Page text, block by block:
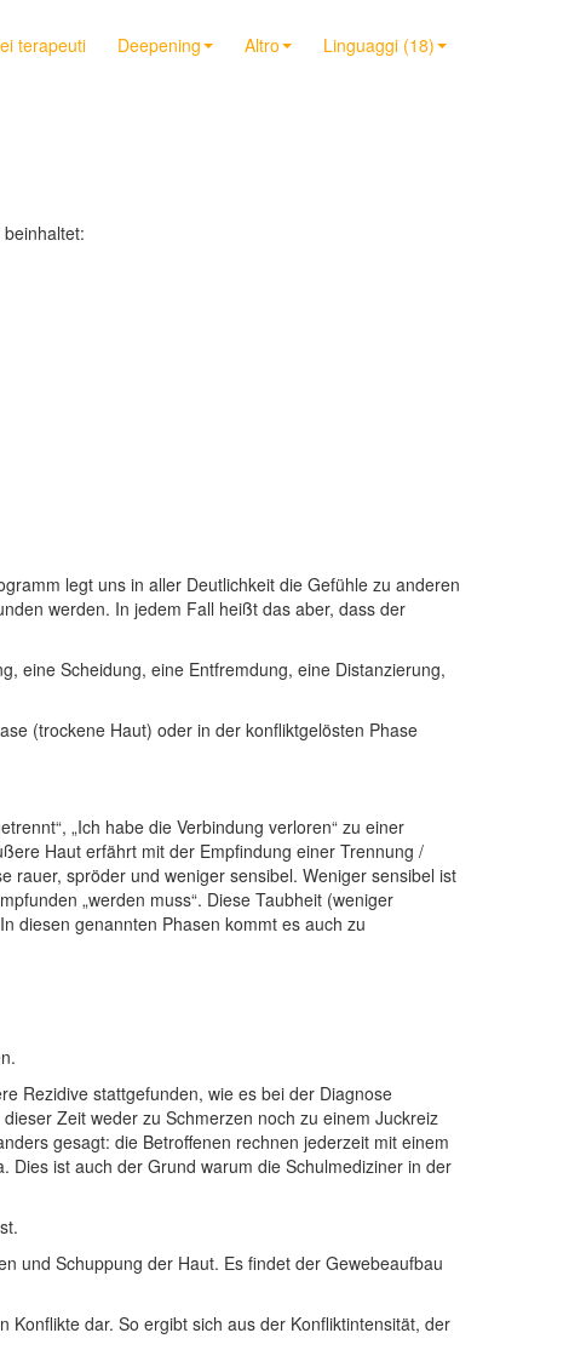
terapeuti Deepening Altro Linguaggi (18)
legt uns in aller Deutlichkeit die Gefühle zu anderen
werden. In jedem Fall heißt das aber, dass der
eine Scheidung, eine Entfremdung, eine Distanzierung,
(trockene Haut) oder in der konfliktgelösten Phase
„Ich habe die Verbindung verloren“ zu einer
Haut erfährt mit der Empfindung einer Trennung /
rauer, spröder und weniger sensibel. Weniger sensibel ist
„werden muss“. Diese Taubheit (weniger
diesen genannten Phasen kommt es auch zu
Rezidive stattgefunden, wie es bei der Diagnose
Zeit weder zu Schmerzen noch zu einem Juckreiz
gesagt: die Betroffenen rechnen jederzeit mit einem
Dies ist auch der Grund warum die Schulmediziner in der
und Schuppung der Haut. Es findet der Gewebeaufbau
Konflikte dar. So ergibt sich aus der Konfliktintensität, der